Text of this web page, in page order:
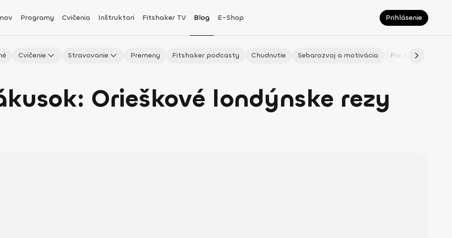
Programy Cvičenia Inštruktori Fitshaker TV Blog E-Shop Prihlásenie
Cvičenie Stravovanie Premeny Fitshaker podcasty Chudnutie Sebarozvoj a motivácia Pre fitmaminky
Orieškové londýnske rezy